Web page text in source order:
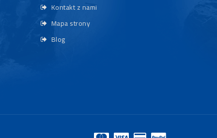
Kontakt z nami
Mapa strony
Blog